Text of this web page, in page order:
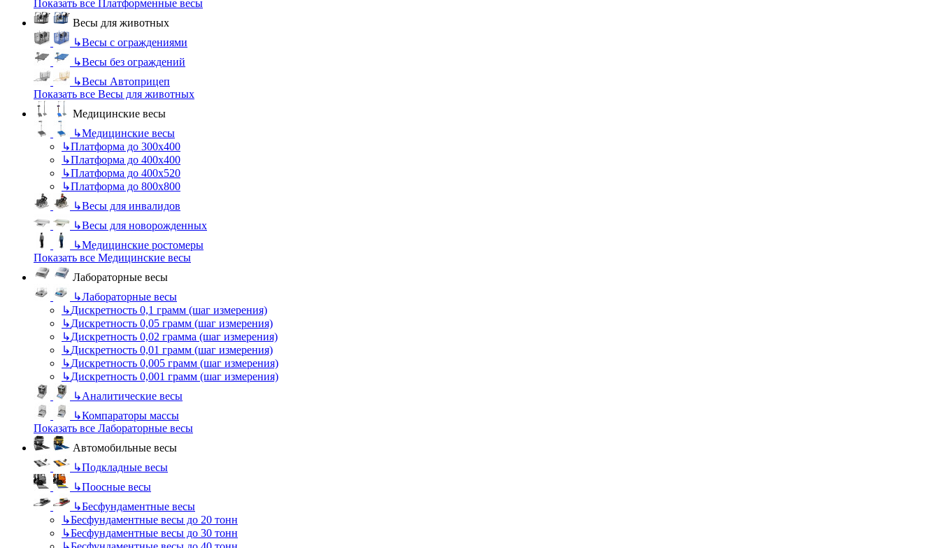
Показать все Платформенные весы
Весы для животных
↳Весы с ограждениями
↳Весы без ограждений
↳Весы Автоприцеп
Показать все Весы для животных
Медицинские весы
↳Медицинские весы
↳Платформа до 300х400
↳Платформа до 400х400
↳Платформа до 400х520
↳Платформа до 800х800
↳Весы для инвалидов
↳Весы для новорожденных
↳Медицинские ростомеры
Показать все Медицинские весы
Лабораторные весы
↳Лабораторные весы
↳Дискретность 0,1 грамм (шаг измерения)
↳Дискретность 0,05 грамм (шаг измерения)
↳Дискретность 0,02 грамма (шаг измерения)
↳Дискретность 0,01 грамм (шаг измерения)
↳Дискретность 0,005 грамм (шаг измерения)
↳Дискретность 0,001 грамм (шаг измерения)
↳Аналитические весы
↳Компараторы массы
Показать все Лабораторные весы
Автомобильные весы
↳Подкладные весы
↳Поосные весы
↳Бесфундаментные весы
↳Бесфундаментные весы до 20 тонн
↳Бесфундаментные весы до 30 тонн